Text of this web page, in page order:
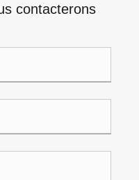
contacterons